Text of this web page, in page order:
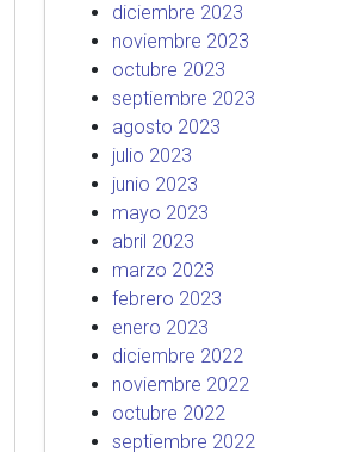
diciembre 2023
noviembre 2023
octubre 2023
septiembre 2023
agosto 2023
julio 2023
junio 2023
mayo 2023
abril 2023
marzo 2023
febrero 2023
enero 2023
diciembre 2022
noviembre 2022
octubre 2022
septiembre 2022